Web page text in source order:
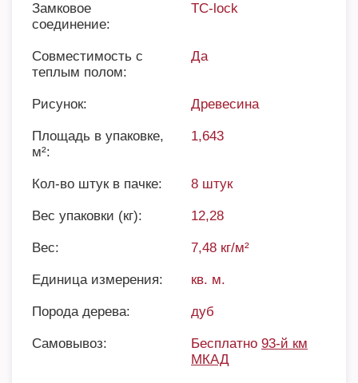
Замковое
соединение:
TC-lock
Совместимость с
теплым полом:
Да
Рисунок: Древесина
Площадь в упаковке,
м²:
1,643
Кол-во штук в пачке: 8 штук
Вес упаковки (кг): 12,28
Вес: 7,48 кг/м²
Единица измерения: кв. м.
Порода дерева: дуб
Самовывоз: Бесплатно 93-й км
МКАД